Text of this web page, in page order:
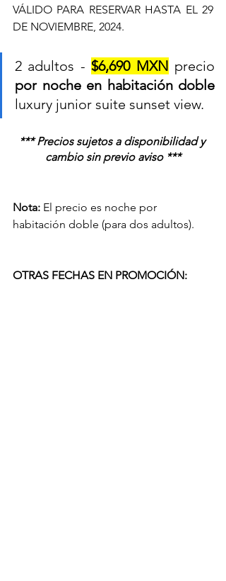
VÁLIDO PARA RESERVAR HASTA EL 29
DE NOVIEMBRE, 2024.
2 adultos - $6,690 MXN
luxury junior suite sunset view.
*** Precios sujetos a disponibilidad y
cambio sin previo aviso ***
Nota: El precio es noche por
habitación doble (para dos adultos).
OTRAS FECHAS EN PROMOCIÓN: